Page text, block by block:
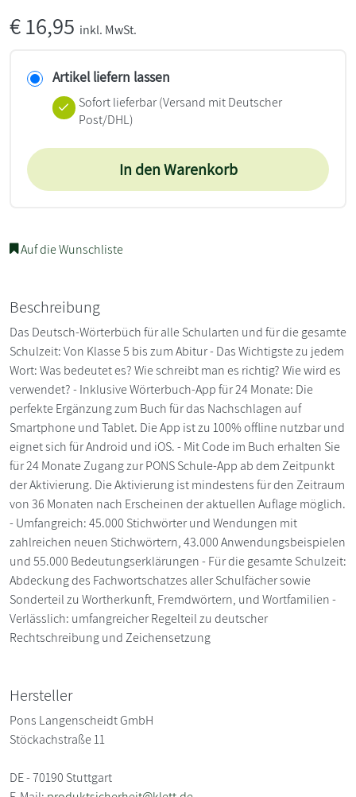
€16,95 inkl. MwSt.
Artikel liefern lassen
Sofort lieferbar(Versand mit Deutscher
Post/DHL)
In den Warenkorb
Auf die Wunschliste
Beschreibung
Das Deutsch-Wörterbüch für alle Schularten und für die gesamte
Schulzeit: Von Klasse 5 bis zum Abitur - Das Wichtigste zu jedem
Wort: Was bedeutet es? Wie schreibt man es richtig? Wie wird es
verwendet? - Inklusive Wörterbuch-App für 24 Monate: Die
perfekte Ergänzung zum Buch für das Nachschlagen auf
Smartphone und Tablet. Die App ist zu 100% offline nutzbar und
eignet sich für Android und iOS. - Mit Code im Buch erhalten Sie
für 24 Monate Zugang zur PONS Schule-App ab dem Zeitpunkt
der Aktivierung. Die Aktivierung ist mindestens für den Zeitraum
von 36 Monaten nach Erscheinen der aktuellen Auflage möglich.
- Umfangreich: 45.000 Stichwörter und Wendungen mit
zahlreichen neuen Stichwörtern, 43.000 Anwendungsbeispielen
und 55.000 Bedeutungserklärungen - Für die gesamte Schulzeit:
Abdeckung des Fachwortschatzes aller Schulfächer sowie
Sonderteil zu Wortherkunft, Fremdwörtern, und Wortfamilien -
Verlässlich: umfangreicher Regelteil zu deutscher
Rechtschreibung und Zeichensetzung
Hersteller
Pons Langenscheidt GmbH
Stöckachstraße 11
DE - 70190 Stuttgart